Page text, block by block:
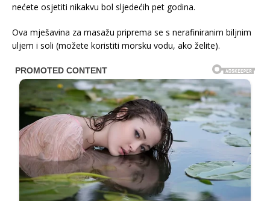
nećete osjetiti nikakvu bol sljedećih pet godina.
Ova mješavina za masažu priprema se s nerafiniranim biljnim
uljem i soli (možete koristiti morsku vodu, ako želite).